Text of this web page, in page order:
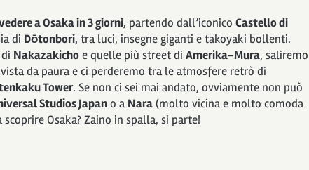
a Osaka in 3 giorni, partendo dall’iconico Castello di
di Dōtonbori, tra luci, insegne giganti e takoyaki bollenti.
Nakazakicho e quelle più street di Amerika-Mura, saliremo
da paura e ci perderemo tra le atmosfere retrò di
Tower. Se non ci sei mai andato, ovviamente non può
Studios Japano aNara(molto vicina e molto comoda
Osaka? Zaino in spalla, si parte!